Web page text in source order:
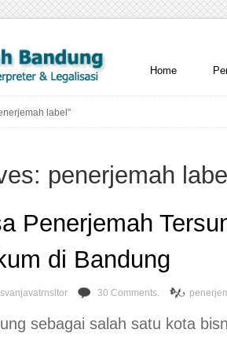
Home
label"
penerjemah
Penerjemah
di Bandung
30 Comments.
sebagai salah satu kota